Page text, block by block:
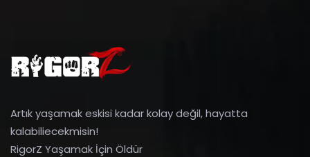
Artık yaşamak eskisi kadar kolay değil, hayatta
kalabiliecekmisin!
RigorZ Yaşamak İçin Öldür